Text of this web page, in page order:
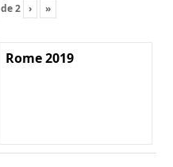
de2 › »
Rome 2019